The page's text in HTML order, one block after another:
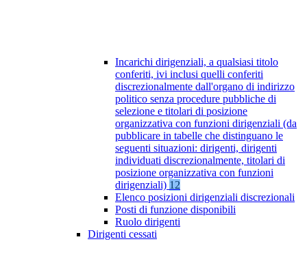
Incarichi dirigenziali, a qualsiasi titolo
conferiti, ivi inclusi quelli conferiti
discrezionalmente dall'organo di indirizzo
politico senza procedure pubbliche di
selezione e titolari di posizione
organizzativa con funzioni dirigenziali (da
pubblicare in tabelle che distinguano le
seguenti situazioni: dirigenti, dirigenti
individuati discrezionalmente, titolari di
posizione organizzativa con funzioni
dirigenziali) 12
Elenco posizioni dirigenziali discrezionali
Posti di funzione disponibili
Ruolo dirigenti
Dirigenti cessati